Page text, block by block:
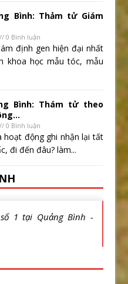
Bình: Thảm tử Giám
0 Bình luận
định gen hiện đại nhất
khoa học mẫu tóc, mẫu
Bình: Thám tử theo
0 Bình luận
hoạt động ghi nhận lại tất
đi đến đâu? làm...
1 tại Quảng Bình -